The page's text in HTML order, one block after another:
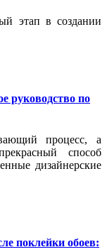
этап в создании
руководство по
процесс, а
способ
дизайнерские
поклейки обоев: